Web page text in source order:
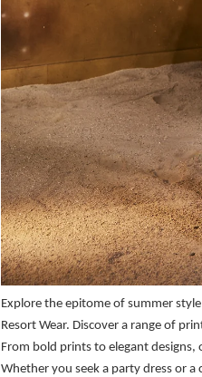
Explore the epitome of summer
Resort Wear. Discover a range of
From bold prints to elegant
Whether you seek a party dress or a